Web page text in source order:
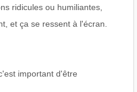
ridicules ou humiliantes,
et ça se ressent à l'écran.
important d'être